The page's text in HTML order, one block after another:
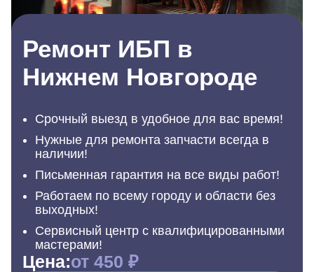
Ремонт ИБП в
Нижнем Новгороде
Срочный выезд в удобное для вас время!
Нужные для ремонта запчасти всегда в
наличии!
Письменная гарантия на все виды работ!
Работаем по всему городу и области без
выходных!
Сервисный центр с квалифицированными
мастерами!
Цена:от 450 ₽